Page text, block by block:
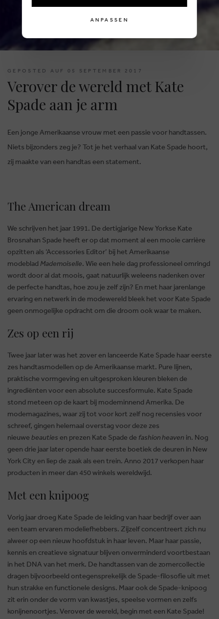
GEPOSTED AUF 05 SEPTEMBER 2017
Verover de wereld met Kate
Spade aan je arm
Een jonge Amerikaanse vrouw met een passie voor handtassen.
Niets bijzonders zeg je? Tot je het verhaal van Kate Spade hoort,
zij maakte van een handtas een statement.
The American dream
We schrijven het jaar 1991. De dertigjarige New Yorkse Kate
Brosnahan Spade heeft er op dat moment al een mooie carrière
opzitten als ‘Accessories Editor’ bij het Amerikaanse
modeblad Mademoiselle. Wie een hele dag professioneel omringd
wordt door al dat moois, gaat natuurlijk weleens nadenken over
de perfecte handtas, hoe zou je zelf zijn? En met haar jarenlange
ervaring en netwerk in de modewereld bleek het voor Kate Spade
geen onmogelijke opdracht om die droom ook waar te maken.
Zes op een rij
Twee jaar later was het zover en lanceerde Kate Spade haar eerste
zes handtasmodellen op de Amerikaanse markt. Pure lijnen,
praktische vormgeving en uitgesproken kleuren bleken de
ingrediënten voor een absolute succesformule. Kate Spade
stond meteen op de kaart bij modeminnend Amerika. De
modemagazines, waar zij tot voor kort zelf nog recensies voor
schreef, gingen helemaal overstag voor deze zes
nieuwe beauties en prezen Kate Spade de fashion heaven in. Nog
geen drie jaar later opende haar eerste boetiek de deuren in New
York City en liep de zaak als een trein. Anno 2017 verkopen haar
producten in meer dan 450 winkels wereldwijd.
Met een knipoog
Vorig jaar droeg Kate Spade de leiding van haar bedrijf over aan
een team ervaren modeliefhebbers. Zijzelf concentreert zich nu
alweer op een nieuw hoofdstuk in haar leven. Maar haar passie,
kennis en creatieve signatuur blijven onverminderd voortbestaan
in het DNA van het merk. De handtassen van de zomercollectie
dragen bijvoorbeeld ontegensprekelijk de Spade-filosofie uit met
hun strakke en functionele designs. Maar ook de Spade-knipoog
zit erin onder de vorm van kwastjes, speelse vormen en zelfs
konijnenoortjes. Verover de wereld, begin met een Kate Spade!
BRUSSELSESTEENWEG 129
1980 ZEMST, BELGIEN
T. +32 (0)16 61 71 60
© 2026 CARMI -
ANPASSEN